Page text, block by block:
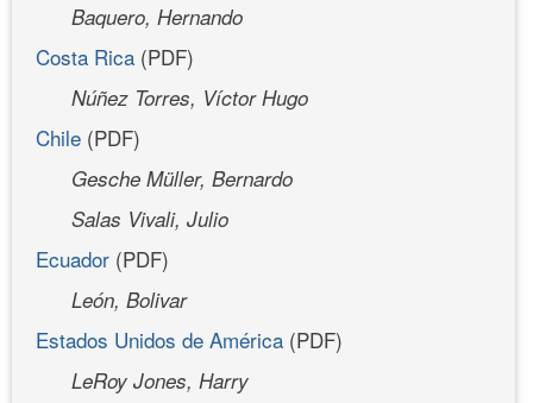
Baquero, Hernando
Costa Rica (PDF)
Núñez Torres, Víctor Hugo
Chile (PDF)
Gesche Müller, Bernardo
Salas Vivali, Julio
Ecuador (PDF)
León, Bolivar
Estados Unidos de América (PDF)
LeRoy Jones, Harry